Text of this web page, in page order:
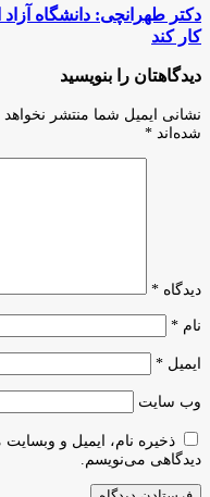
رضوی
حامی
هنرمندان
صنایع
خلاق
دکتر
طهرانچی:
دانشگاه
آزاد
اسلامی
باید
برای
غذا
دکتر طهرانچی: دانشگاه آزاد
کار کند
دیدگاهتان را بنویسید
نشانی ایمیل شما منتشر نخواهد
شده‌اند *
دیدگاه *
نام *
ایمیل *
وب‌ سایت
ذخیره نام، ایمیل و
دیدگاهی می‌نویسم.